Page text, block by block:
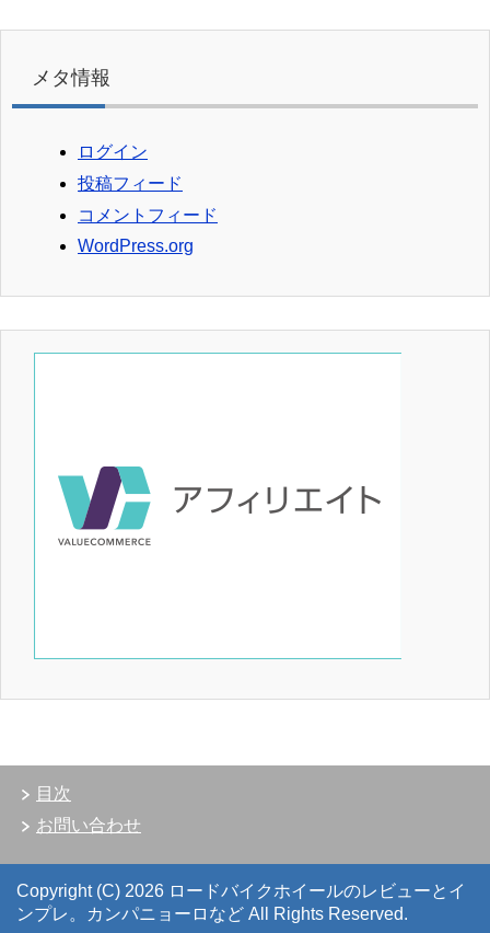
メタ情報
ログイン
投稿フィード
コメントフィード
WordPress.org
目次
お問い合わせ
Copyright (C) 2026 ロードバイクホイールのレビューとイ
ンプレ。カンパニョーロなど All Rights Reserved.